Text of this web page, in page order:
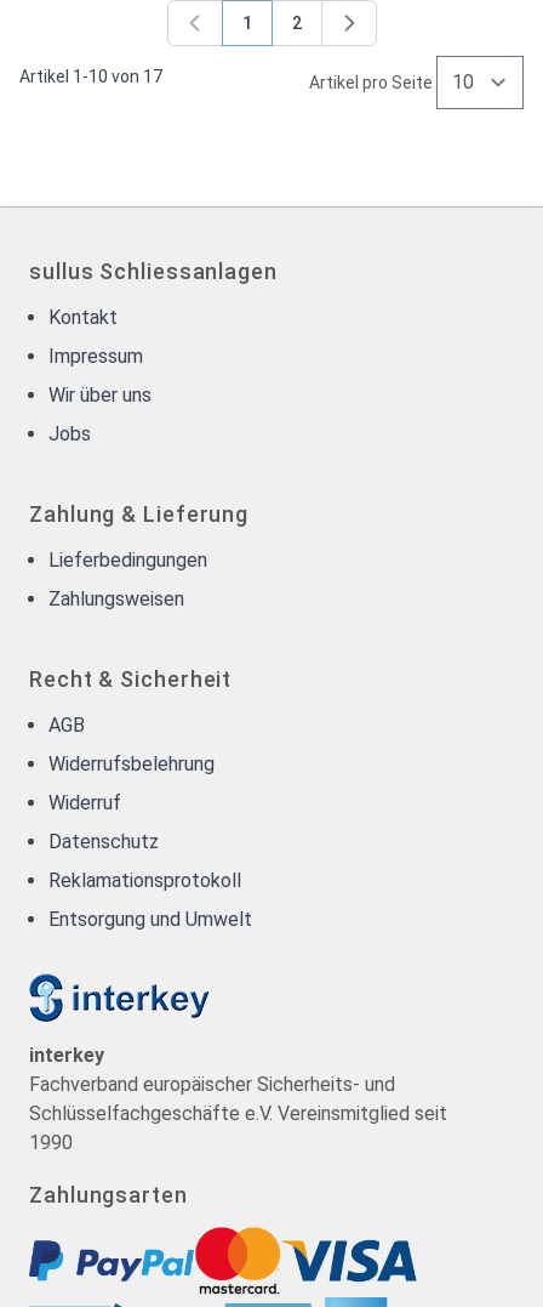
Artikel 1 -10 von 17
Sie lesen gerade Seite
1
Seite
2
Artikel pro Seite
sullus Schliessanlagen
Kontakt
Impressum
Wir über uns
Jobs
Zahlung & Lieferung
Lieferbedingungen
Zahlungsweisen
Recht & Sicherheit
AGB
Widerrufsbelehrung
Widerruf
Datenschutz
Reklamationsprotokoll
Entsorgung und Umwelt
interkey
Fachverband europäischer Sicherheits- und
Schlüsselfachgeschäfte e.V. Vereinsmitglied seit
1990
Zahlungsarten